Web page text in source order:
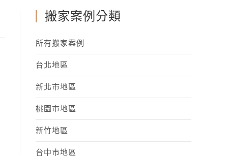
搬家案例分類
所有搬家案例
台北地區
新北市地區
桃園市地區
新竹地區
台中市地區